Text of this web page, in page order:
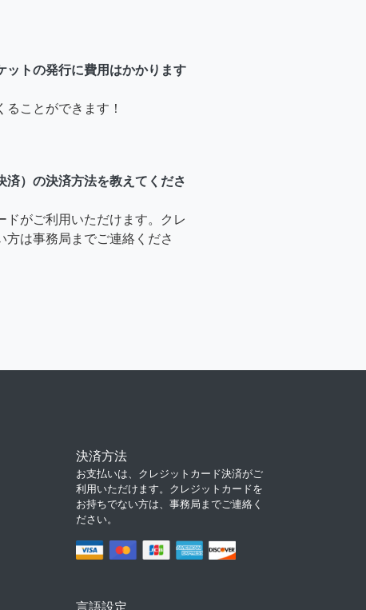
ットの発行に費用はかかります
ことができます！
済）の決済方法を教えてくださ
ドがご利用いただけます。クレ
方は事務局までご連絡くださ
決済方法
お支払いは、クレジットカード決済がご
利用いただけます。クレジットカードを
お持ちでない方は、事務局までご連絡く
ださい。
言語設定